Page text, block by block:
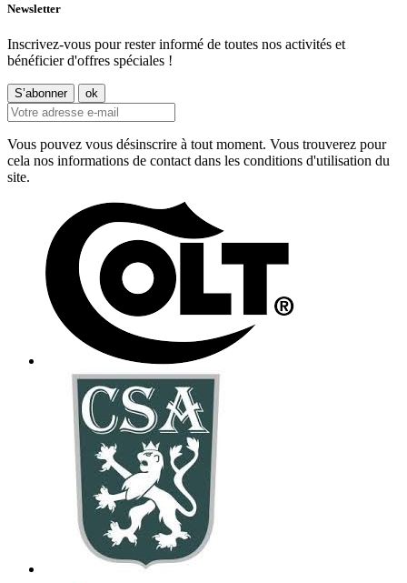
Newsletter
Inscrivez-vous pour rester informé de toutes nos activités et
bénéficier d'offres spéciales !
Vous pouvez vous désinscrire à tout moment. Vous trouverez pour
cela nos informations de contact dans les conditions d'utilisation du
site.